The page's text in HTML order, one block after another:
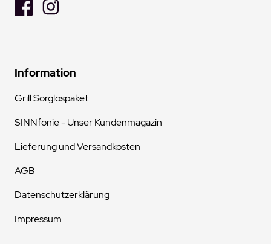
Information
Grill Sorglospaket
SINNfonie - Unser Kundenmagazin
Lieferung und Versandkosten
AGB
Datenschutzerklärung
Impressum